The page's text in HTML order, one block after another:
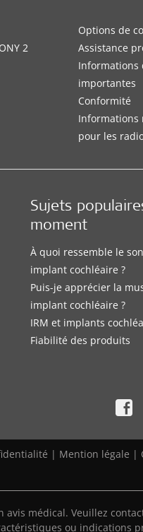
2
Options de
Assistance
Informations
importantes
Conformité
Informations
pour les
Sujets
moment
À quoi ressemble le
implant cochléaire ?
Puis-je apprécier la
implant cochléaire ?
IRM et implants
Fiabilité des produits
| Mention légale |
médical. Veuillez
ou indications